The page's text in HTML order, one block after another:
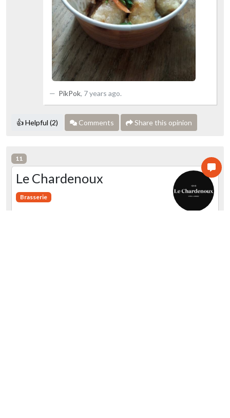
PikPok, 7 years ago.
👍 Helpful (2) Comments Share this opinion
11
Le Chardenoux
Brasserie